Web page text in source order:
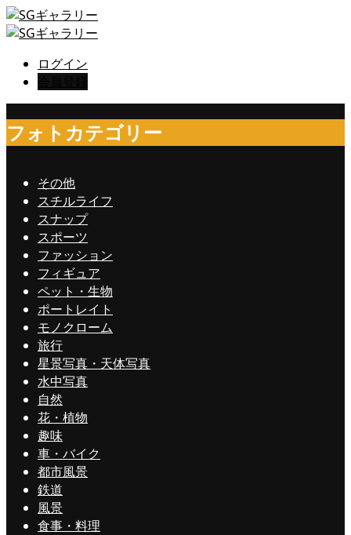
ログイン
フォトカテゴリー
その他
スチルライフ
スナップ
スポーツ
ファッション
フィギュア
ペット・生物
ポートレイト
モノクローム
旅行
星景写真・天体写真
水中写真
自然
花・植物
趣味
車・バイク
都市風景
鉄道
風景
食事・料理